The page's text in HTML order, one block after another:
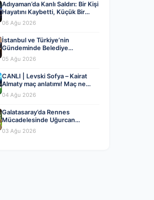
Adıyaman’da Kanlı Saldırı: Bir Kişi
Hayatını Kaybetti, Küçük Bir
Çocuk Yaralandı
06 Ağu 2026
İstanbul ve Türkiye’nin
Gündeminde Belediye
Dönüşümleri ve Siyasi Yeni
Açılımlar
05 Ağu 2026
CANLI | Levski Sofya – Kairat
Almaty maç anlatımı! Maç ne
zaman? Saat kaçta ve hangi
kanalda? – 04 Ağustos 2026
04 Ağu 2026
Galatasaray’da Rennes
Mücadelesinde Uğurcan
Çakır’dan Kritik Hata ve Maçın
Detayları
03 Ağu 2026